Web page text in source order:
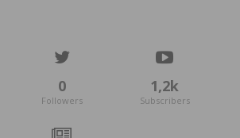
0
Followers
1,2k
Subscribers